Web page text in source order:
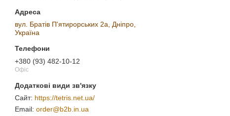
вул. Братів П'ятирорських 2а, Дніпро,
Україна
+380 (93) 482-10-12
Офіс
https://tetris.net.ua/
order@b2b.in.ua